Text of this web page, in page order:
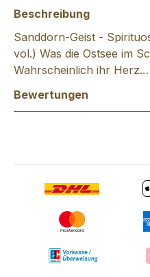
Beschreibung
Sanddorn-Geist -
vol.) Was die Ostsee im
Wahrscheinlich ihr
Bewertungen